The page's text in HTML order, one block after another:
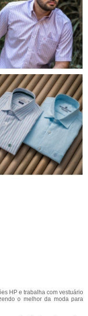
HP e trabalha com vestuário
o melhor da moda para